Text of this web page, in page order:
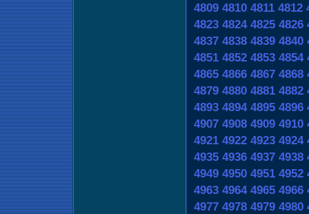
4809 4810 4811 4812
4823 4824 4825 4826
4837 4838 4839 4840
4851 4852 4853 4854
4865 4866 4867 4868
4879 4880 4881 4882
4893 4894 4895 4896
4907 4908 4909 4910
4921 4922 4923 4924
4935 4936 4937 4938
4949 4950 4951 4952
4963 4964 4965 4966
4977 4978 4979 4980